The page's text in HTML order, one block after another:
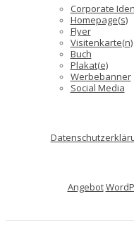
Corporate
Homepage(s)
Flyer
Visitenkarte(n)
Buch
Plakat(e)
Werbebanner
Social Media
Angebot